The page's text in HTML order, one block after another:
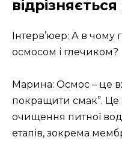
відрізняється
Інтерв’юер: А в чому
осмосом і глечиком?
Марина: Осмос – це
покращити смак”. Це
очищення питної
етапів, зокрема